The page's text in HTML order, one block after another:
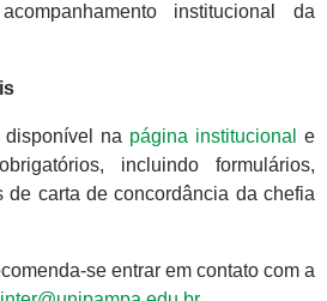
institucional da
na página institucional
e
incluindo formulários,
de carta de concordância da chefia
se entrar em contato com a